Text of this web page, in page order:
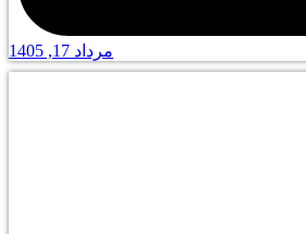
مرداد 17, 1405